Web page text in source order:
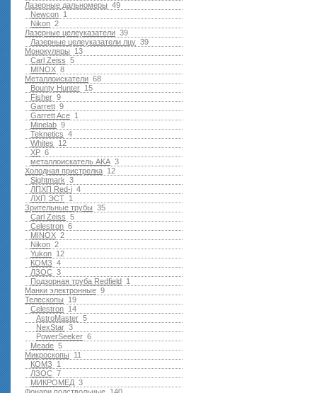
49
Лазерные дальномеры
1
Newcon
2
Nikon
39
Лазерные целеуказатели
39
Лазерные целеуказатели лцу
13
Монокуляры
5
Carl Zeiss
8
MINOX
68
Металлоискатели
15
Bounty Hunter
9
Fisher
9
Garrett
1
Garrett Ace
9
Minelab
4
Teknetics
12
Whites
6
XP
3
металлоискатель AKA
12
Холодная пристрелка
3
Sightmark
4
ЛПХП Red-i
1
ЛХП ЭСТ
35
Зрительные трубы
5
Carl Zeiss
6
Celestron
2
MINOX
2
Nikon
12
Yukon
4
КОМЗ
3
ЛЗОС
1
Подзорная труба Redfield
9
Манки электронные
19
Телескопы
14
Celestron
5
AstroMaster
3
NexStar
6
PowerSeeker
5
Meade
11
Микроскопы
1
КОМЗ
7
ЛЗОС
3
МИКРОМЕД